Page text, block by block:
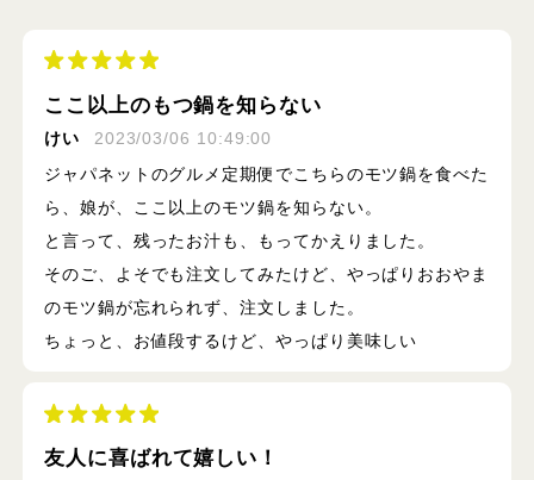
ここ以上のもつ鍋を知らない
けい
2023/03/06 10:49:00
ジャパネットのグルメ定期便でこちらのモツ鍋を食べた
ら、娘が、ここ以上のモツ鍋を知らない。
と言って、残ったお汁も、もってかえりました。
そのご、よそでも注文してみたけど、やっぱりおおやま
のモツ鍋が忘れられず、注文しました。
ちょっと、お値段するけど、やっぱり美味しい
友人に喜ばれて嬉しい！